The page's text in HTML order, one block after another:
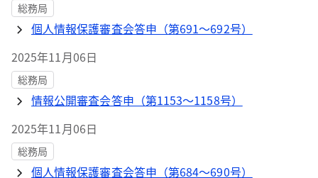
総務局
個人情報保護審査会答申（第691～692号）
2025年11月06日
総務局
情報公開審査会答申（第1153～1158号）
2025年11月06日
総務局
個人情報保護審査会答申（第684～690号）